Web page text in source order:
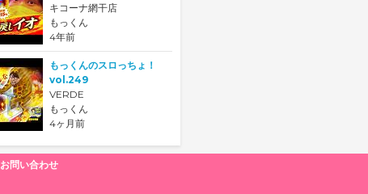
キコーナ網干店
もっくん
4年前
もっくんのスロっちょ！
vol.249
VERDE
もっくん
4ヶ月前
お問い合わせ